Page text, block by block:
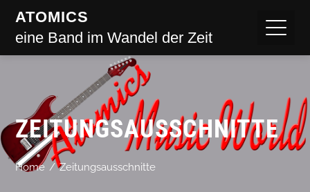
ATOMICS
eine Band im Wandel der Zeit
ZEITUNGSAUSSCHNITTE
Home Zeitungsausschnitte